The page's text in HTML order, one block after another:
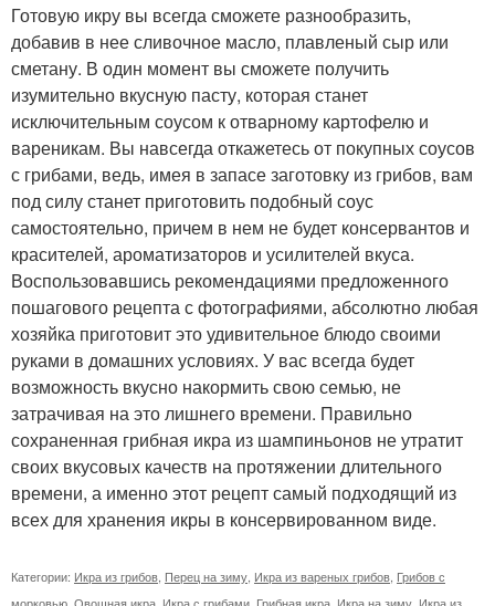
Готовую икру вы всегда сможете разнообразить,
добавив в нее сливочное масло, плавленый сыр или
сметану. В один момент вы сможете получить
изумительно вкусную пасту, которая станет
исключительным соусом к отварному картофелю и
вареникам. Вы навсегда откажетесь от покупных соусов
с грибами, ведь, имея в запасе заготовку из грибов, вам
под силу станет приготовить подобный соус
самостоятельно, причем в нем не будет консервантов и
красителей, ароматизаторов и усилителей вкуса.
Воспользовавшись рекомендациями предложенного
пошагового рецепта с фотографиями, абсолютно любая
хозяйка приготовит это удивительное блюдо своими
руками в домашних условиях. У вас всегда будет
возможность вкусно накормить свою семью, не
затрачивая на это лишнего времени. Правильно
сохраненная грибная икра из шампиньонов не утратит
своих вкусовых качеств на протяжении длительного
времени, а именно этот рецепт самый подходящий из
всех для хранения икры в консервированном виде.
Категории: Икра из грибов Перец на зиму Икра из вареных грибов Грибов с
морковью Овощная икра Икра с грибами Грибная икра Икра на зиму Икра из